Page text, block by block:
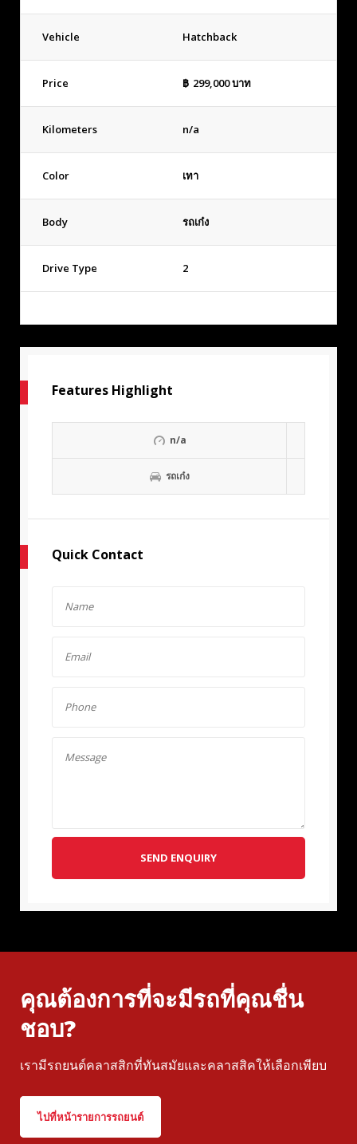
Vehicle Hatchback
Price ฿ 299,000บาท
Kilometers n/a
Color เทา
Body รถเก๋ง
Drive Type 2
Features Highlight
n/a
รถเก๋ง
Quick Contact
SEND ENQUIRY
คุณต้องการที่จะมีรถที่คุณชื่น
ชอบ?
เรามีรถยนต์คลาสสิกที่ทันสมัยและคลาสสิคให้เลือกเพียบ
ไปที่หน้ารายการรถยนต์